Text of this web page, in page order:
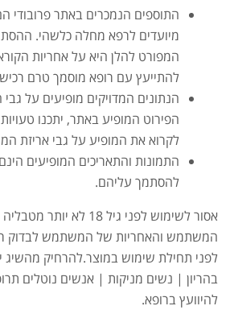
התוספים הנמכרים באתר פרובודי
מיועדים לרפא מחלה כלשהי.
המפורט להלן היא על אחריות
להתייעץ עם רופא מוסמך טרם
הנתונים המדויקים מופיעים על
הפירוט המופיע באתר, יתכנו
לקרוא את המופיע על גבי אריזת
התמונות והתאריכים המופיעים
להסתמך עליהם.
אסור לשימוש לפני גיל 18
המשתמש והאחריות של המשתמש לבדוק
לפני תחילת שימוש במוצר.להרחיק מהשיג
בהריון | נשים מניקות | אנשים נוטלים
להיוועץ ברופא.
אבקת חלבון כשרה